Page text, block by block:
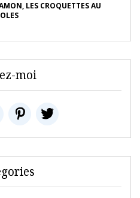
LES CROQUETTES AU
moi